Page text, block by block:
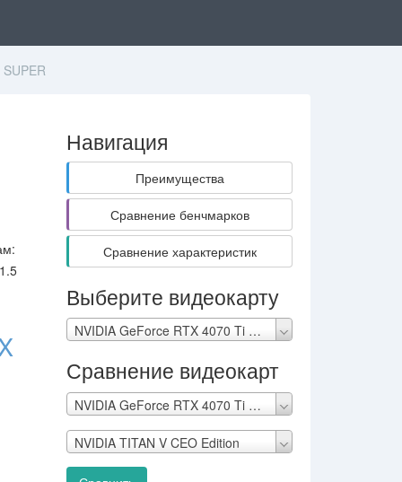
Навигация
Преимущества
Сравнение бенчмарков
Сравнение характеристик
Выберите видеокарту
NVIDIA GeForce RTX 4070 Ti SUPER
Сравнение видеокарт
NVIDIA GeForce RTX 4070 Ti SUPER
NVIDIA TITAN V CEO Edition